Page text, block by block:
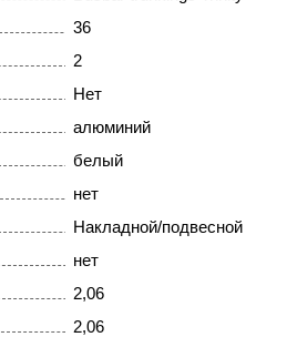
36
2
Нет
алюминий
белый
нет
Накладной/подвесной
нет
2,06
2,06